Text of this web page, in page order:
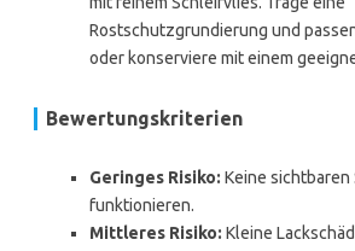
Rostschutzgrundierung und
oder konserviere mit einem
Bewertungskriterien
Geringes Risiko: Keine sichtbaren
funktionieren.
Mittleres Risiko: Kleine